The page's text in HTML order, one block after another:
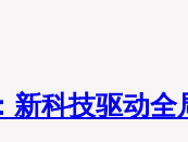
新科技驱动